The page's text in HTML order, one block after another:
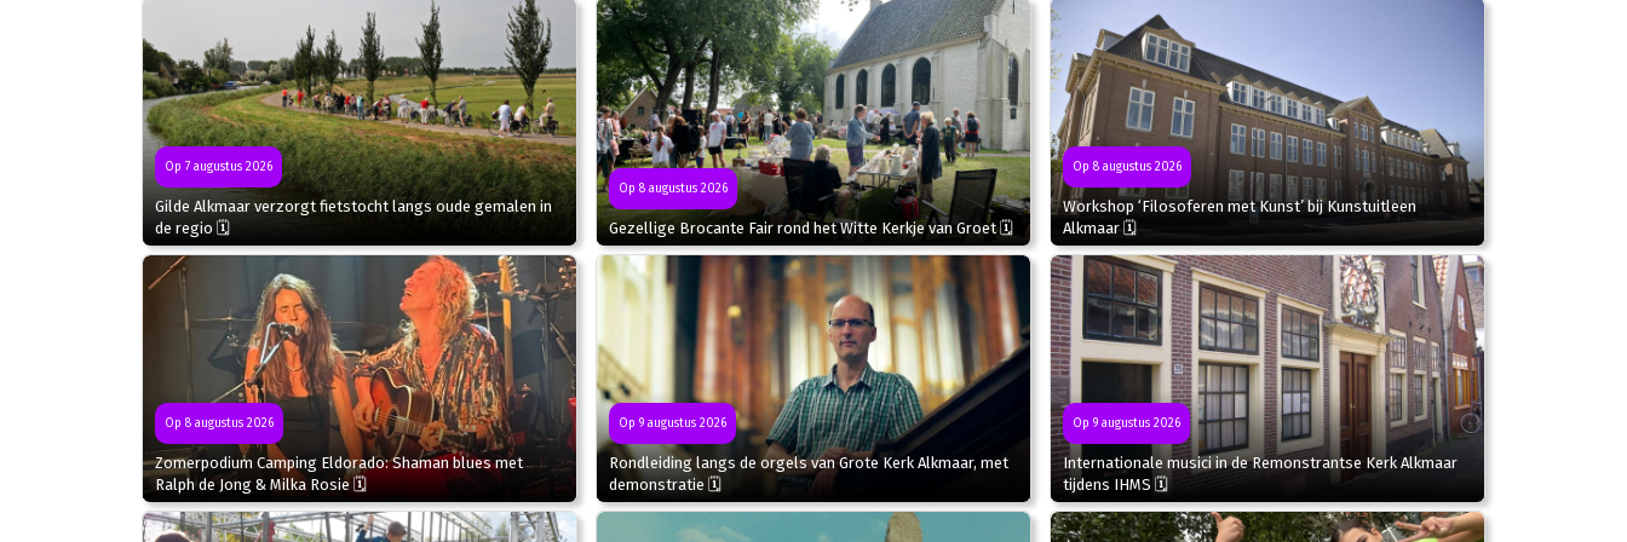
Op 7 augustus 2026
Gilde Alkmaar verzorgt fietstocht langs oude gemalen in
de regio 🗓
Op 8 augustus 2026
Gezellige Brocante Fair rond het Witte Kerkje van Groet 🗓
Op 8 augustus 2026
Workshop ‘Filosoferen met Kunst’ bij Kunstuitleen
Alkmaar 🗓
Op 8 augustus 2026
Zomerpodium Camping Eldorado: Shaman blues met
Ralph de Jong & Milka Rosie 🗓
Op 9 augustus 2026
Rondleiding langs de orgels van Grote Kerk Alkmaar, met
demonstratie 🗓
Op 9 augustus 2026
Internationale musici in de Remonstrantse Kerk Alkmaar
tijdens IHMS 🗓